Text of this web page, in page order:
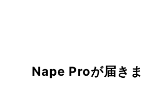
Nape Proが届きま